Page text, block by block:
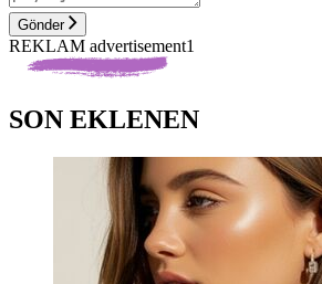
Gönder
REKLAM advertisement1
SON EKLENEN